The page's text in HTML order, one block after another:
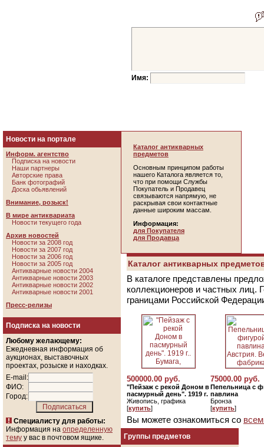
Имя:
Новости на портале
Информ. агентство
Подписка на новости
Наши партнеры
Авторские права
Банк фотографий
Доска обьявлений
Внимание, розыск!
В мире антиквариата
Новости текущего года
Архив новостей
Новости за 2008 год
Новости за 2007 год
Новости за 2006 год
Новости за 2005 год
Антикварные новости 2004
Антикварные новости 2003
Антикварные новости 2002
Антикварные новости 2001
Пресс-релизы
Подписка на новости
Любому желающему:
Ежедневная информация об
аукционах, выставочных
проектах, розыске и находках.
E-mail:
ФИО:
Город:
Специалисту для работы:
Информация на определенную
тему у вас в почтовом ящике.
Каталог антикварных
предметов
Основным принципом работы
нашего Каталога является то,
что при помощи Службы
Покупатель и Продавец
связываются напрямую, не
раскрывая свои контактные
данные широким массам.
Информация:
для Покупателя
для Продавца
Каталог антикварных
В каталоге представлены
коллекционеров и частных лиц.
границами Российской
500000.00 руб.
"Пейзаж с рекой Доном в
пасмурный день". 1919 г.
Живопись, графика
[купить]
75000.00 руб.
Пепельница с
павлина
Бронза
[купить]
Вы можете ознакомиться со
Группы предметов